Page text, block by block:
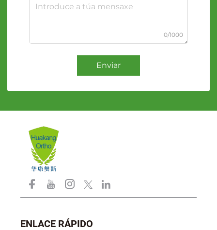
0/1000
Enviar
ENLACE RÁPIDO